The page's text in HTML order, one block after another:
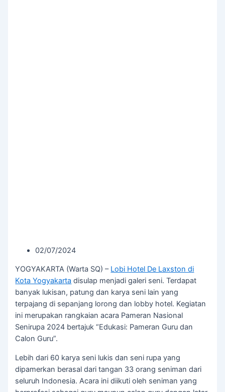
02/07/2024
YOGYAKARTA (Warta SQ) – Lobi Hotel De Laxston di
Kota Yogyakarta disulap menjadi galeri seni. Terdapat
banyak lukisan, patung dan karya seni lain yang
terpajang di sepanjang lorong dan lobby hotel. Kegiatan
ini merupakan rangkaian acara Pameran Nasional
Senirupa 2024 bertajuk “Edukasi: Pameran Guru dan
Calon Guru”.
Lebih dari 60 karya seni lukis dan seni rupa yang
dipamerkan berasal dari tangan 33 orang seniman dari
seluruh Indonesia. Acara ini diikuti oleh seniman yang